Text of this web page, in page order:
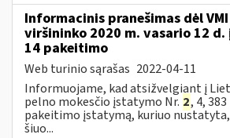
Informacinis pranešimas dėl
viršininko 2020 m. vasario 12 d.
14 pakeitimo
Web turinio sąrašas 2022-04-11
Informuojame, kad atsižvelgiant į
pelno mokesčio įstatymo Nr. 2, 4,
pakeitimo įstatymą, kuriuo
šiuo...